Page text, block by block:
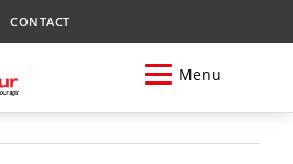
CONTACT
Menu